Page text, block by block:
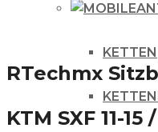
KETTEN
RTechmx
KTM SXF 11-15